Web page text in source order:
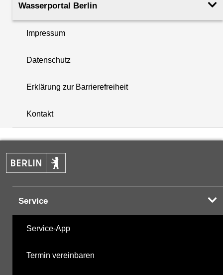
+
−
Wasserportal Berlin
Impressum
Datenschutz
Erklärung zur Barrierefreiheit
Kontakt
Service
Service-App
Termin vereinbaren